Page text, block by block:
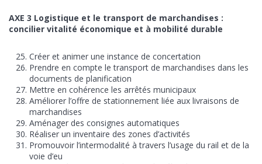
AXE 3 Logistique et le transport de marchandises :
concilier vitalité économique et à mobilité durable
Créer et animer une instance de concertation
Prendre en compte le transport de marchandises dans les
documents de planification
Mettre en cohérence les arrêtés municipaux
Améliorer l’offre de stationnement liée aux livraisons de
marchandises
Aménager des consignes automatiques
Réaliser un inventaire des zones d’activités
Promouvoir l’intermodalité à travers l’usage du rail et de la
voie d’eu